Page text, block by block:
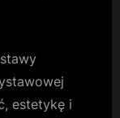
estetykę i